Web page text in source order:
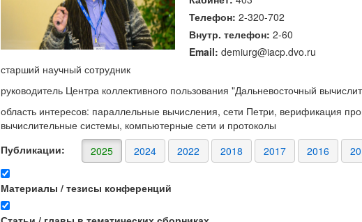
Телефон: 2-320-702
Внутр. телефон: 2-60
Email: demiurg@iacp.dvo.ru
старший научный сотрудник
руководитель Центра коллективного пользования "Дальневосточный
область интересов: параллельные вычисления, сети Петри, верификация
вычислительные системы, компьютерные сети и протоколы
Публикации:
2025 2024 2022 2018 2017 2016
Материалы / тезисы конференций